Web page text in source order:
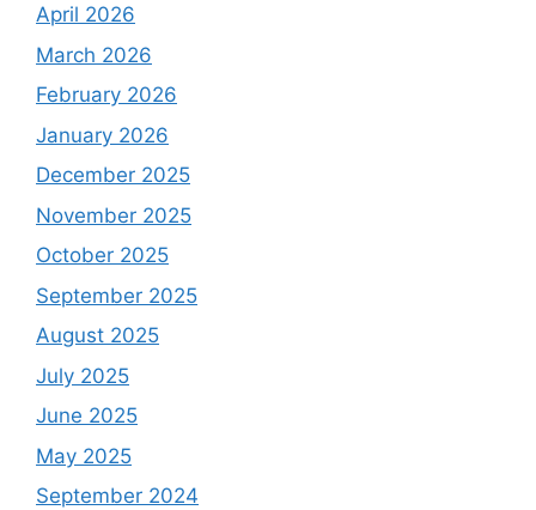
April 2026
March 2026
February 2026
January 2026
December 2025
November 2025
October 2025
September 2025
August 2025
July 2025
June 2025
May 2025
September 2024